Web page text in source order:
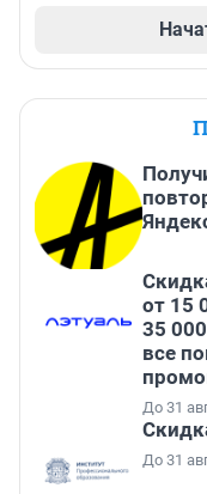
от 15
35
все
До 31
До 31